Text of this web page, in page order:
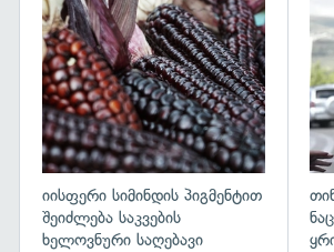
იისფერი სიმინდის პიგმენტით
შეიძლება საკვების
ხელოვნური საღებავი